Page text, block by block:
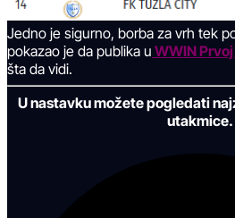
Jedno je sigurno, borba za vrh tek
pokazao je da publika u WWIN
šta da vidi.
U nastavku možete pogledati
utakmice.